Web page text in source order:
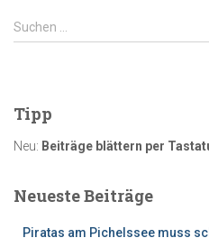
S
u
n
n
h
Suchen …
Tipp
Neu: Beiträge blättern per
Neueste Beiträge
Piratas am Pichelssee muss